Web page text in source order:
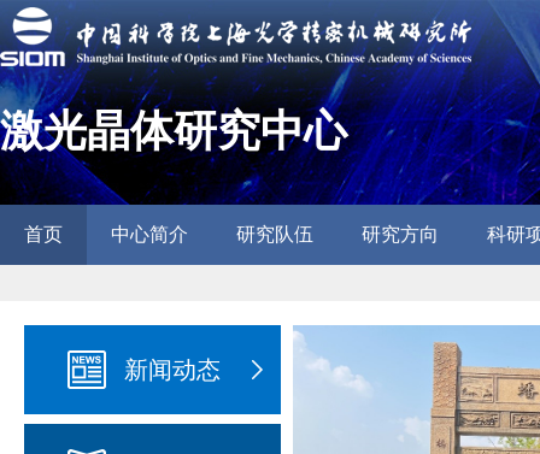
激光晶体研究中心
首页 中心简介 研究队伍 研究方向 科研
新闻动态